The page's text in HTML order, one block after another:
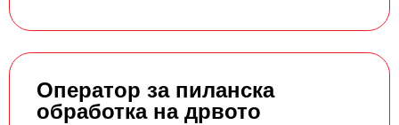
Оператор за пиланска
обработка на дрвото